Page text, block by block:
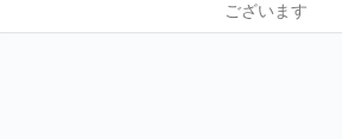
ございます